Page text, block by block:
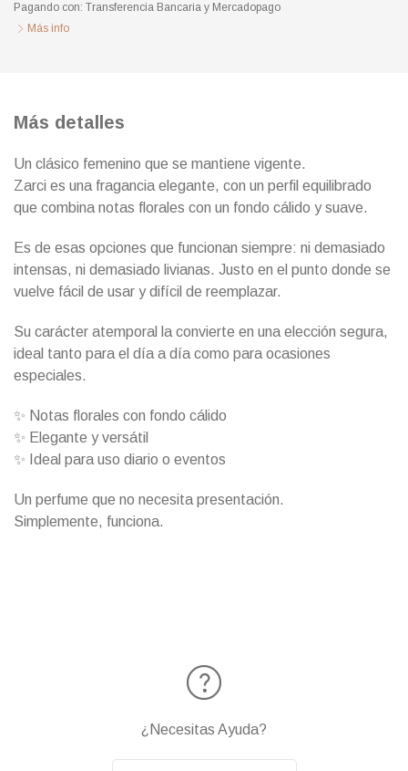
Pagando con: Transferencia Bancaria y Mercadopago
Más info
Más detalles
Un clásico femenino que se mantiene vigente.
Zarci es una fragancia elegante, con un perfil equilibrado
que combina notas florales con un fondo cálido y suave.
Es de esas opciones que funcionan siempre: ni demasiado
intensas, ni demasiado livianas. Justo en el punto donde se
vuelve fácil de usar y difícil de reemplazar.
Su carácter atemporal la convierte en una elección segura,
ideal tanto para el día a día como para ocasiones
especiales.
✨ Notas florales con fondo cálido
✨ Elegante y versátil
✨ Ideal para uso diario o eventos
Un perfume que no necesita presentación.
Simplemente, funciona.
¿Necesitas Ayuda?